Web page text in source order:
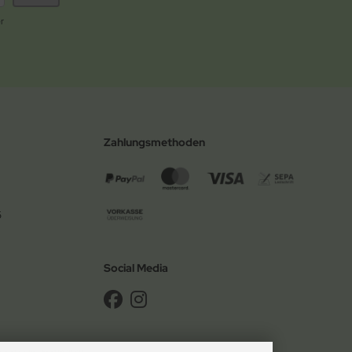
Zahlungsmethoden
Social Media